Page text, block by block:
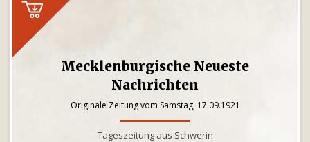
Mecklenburgische Neueste
Nachrichten
Originale Zeitung vom Samstag, 17.09.1921
Tageszeitung aus Schwerin